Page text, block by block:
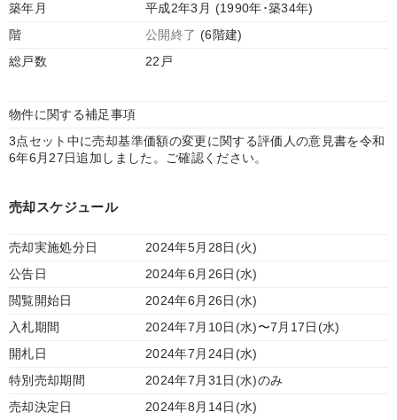
築年月
平成2年3月 (1990年･築34年)
階
公開終了 (6階建)
総戸数
22戸
物件に関する補足事項
3点セット中に売却基準価額の変更に関する評価人の意見書を令和
6年6月27日追加しました。ご確認ください。
売却スケジュール
売却実施処分日
2024年5月28日(火)
公告日
2024年6月26日(水)
閲覧開始日
2024年6月26日(水)
入札期間
2024年7月10日(水)〜7月17日(水)
開札日
2024年7月24日(水)
特別売却期間
2024年7月31日(水)のみ
売却決定日
2024年8月14日(水)